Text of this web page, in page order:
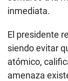
inmediata.
El presidente
siendo evitar
atómico,
amenaza